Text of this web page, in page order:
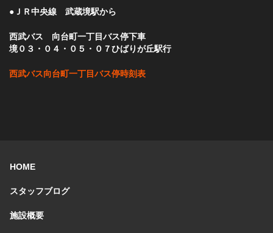
●ＪＲ中央線 武蔵境駅から
西武バス 向台町一丁目バス停下車
境０３・０４・０５・０７ひばりが丘駅行
西武バス向台町一丁目バス停時刻表
HOME
スタッフブログ
施設概要